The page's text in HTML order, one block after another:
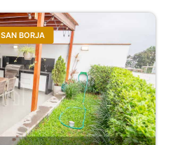
SAN BORJA